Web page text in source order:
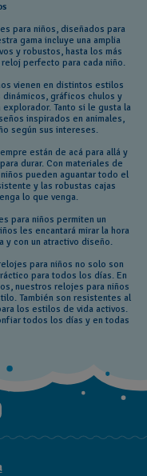
para niños, diseñados para
gama incluye una amplia
y robustos, hasta los más
perfecto para cada niño.
vienen en distintos estilos
gráficos chulos y
Tanto si le gusta la
inspirados en animales,
según sus intereses.
están de acá para allá y
durar. Con materiales de
pueden aguantar todo el
y las robustas cajas
lo que venga.
para niños permiten un
les encantará mirar la hora
y con un atractivo diseño.
para niños no solo son
para todos los días. En
nuestros relojes para niños
También son resistentes al
los estilos de vida activos.
todos los días y en todas